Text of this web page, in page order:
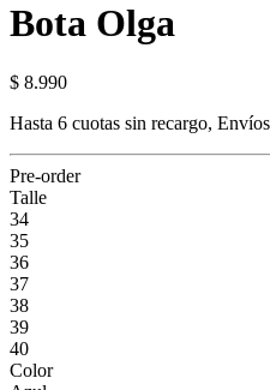
Bota Olga
$ 8.990
Hasta 6 cuotas sin recargo,
Pre-order
Talle
34
35
36
37
38
39
40
Color